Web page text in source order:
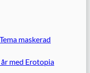
maskerad
med Erotopia